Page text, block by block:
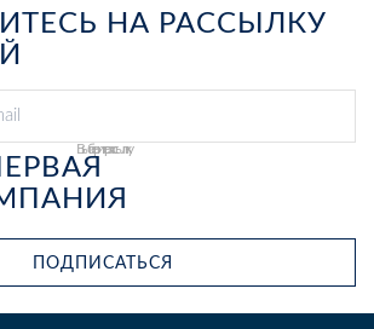
НА РАССЫЛКУ
Выберите рассылку
ПОДПИСАТЬСЯ